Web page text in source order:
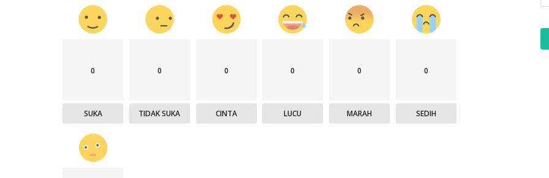
0
SUKA
0
TIDAK SUKA
0
CINTA
0
LUCU
0
MARAH
0
SEDIH